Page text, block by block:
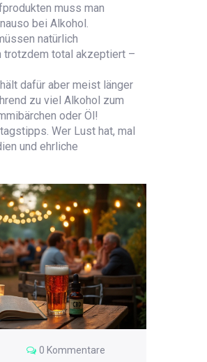
muss man
bei Alkohol.
natürlich
trotzdem total akzeptiert –
dafür aber meist länger
zu viel Alkohol zum
oder Öl!
Wer Lust hat, mal
und ehrliche
0 Kommentare